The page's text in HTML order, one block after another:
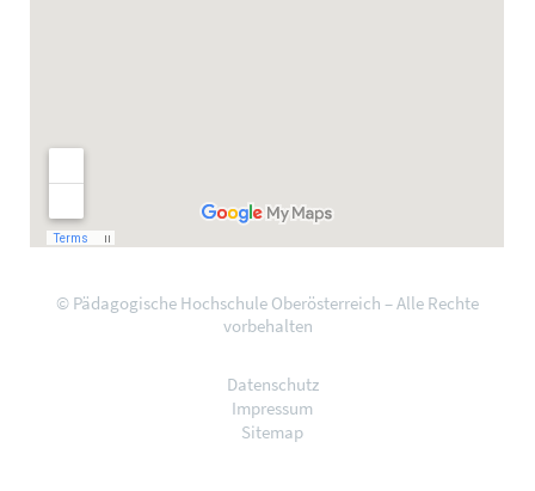
© Pädagogische Hochschule Oberösterreich – Alle Rechte
vorbehalten
Datenschutz
Impressum
Sitemap